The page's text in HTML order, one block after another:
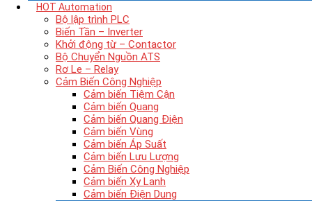
HOT Automation
Bộ lập trình PLC
Biến Tần – Inverter
Khởi động từ – Contactor
Bộ Chuyển Nguồn ATS
Rơ Le – Relay
Cảm Biến Công Nghiệp
Cảm biến Tiệm Cận
Cảm biến Quang
Cảm biến Quang Điện
Cảm biến Vùng
Cảm biến Áp Suất
Cảm biến Lưu Lượng
Cảm Biến Công Nghiệp
Cảm biến Xy Lanh
Cảm biến Điện Dung